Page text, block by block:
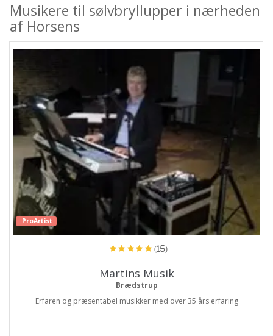
Musikere til sølvbryllupper i nærheden
af Horsens
ProArtist
(15)
Martins Musik
Brædstrup
Erfaren og præsentabel musikker med over 35 års erfaring